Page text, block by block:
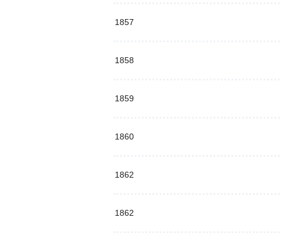
1857
1858
1859
1860
1862
1862